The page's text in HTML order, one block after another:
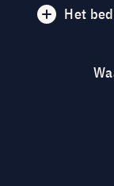
Het